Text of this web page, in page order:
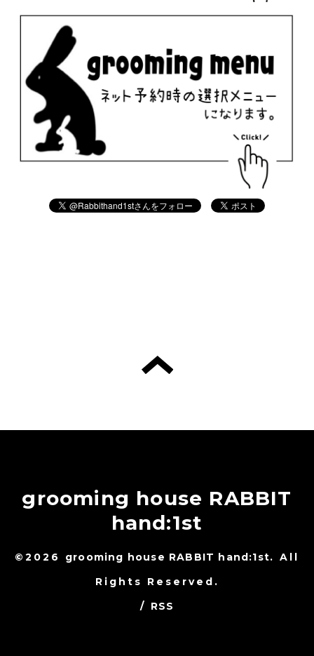
grooming house RABBIT
hand:1st
©2026 grooming house RABBIT hand:1st. All
Rights Reserved.
/ RSS